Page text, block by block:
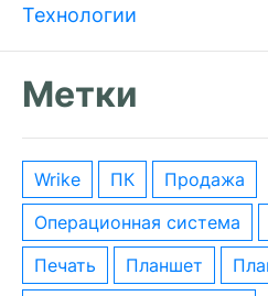
Технологии
Метки
wrike ПК
Продажа
операционная система
печать
планшет